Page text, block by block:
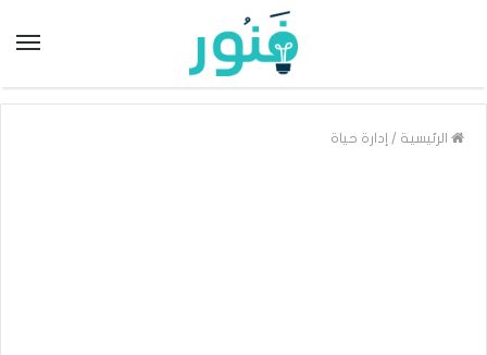
الرئيسية / إدارة حياة